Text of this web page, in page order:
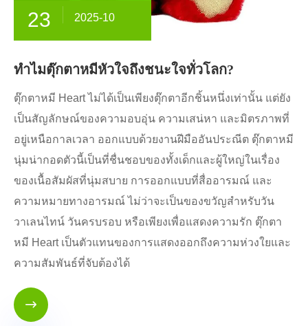
23 2025-10
ทำไมตุ๊กตาหมีหัวใจถึงชนะใจทั่วโลก?
ตุ๊กตาหมี Heart ไม่ได้เป็นเพียงตุ๊กตาอีกชิ้นหนึ่งเท่านั้น แต่ยัง
เป็นสัญลักษณ์ของความอบอุ่น ความเสน่หา และมิตรภาพที่
อยู่เหนือกาลเวลา ออกแบบด้วยงานฝีมืออันประณีต ตุ๊กตาหมี
นุ่มน่ากอดตัวนี้เป็นที่ชื่นชอบของทั้งเด็กและผู้ใหญ่ในเรื่อง
ของเนื้อสัมผัสที่นุ่มสบาย การออกแบบที่สื่ออารมณ์ และ
ความหมายทางอารมณ์ ไม่ว่าจะเป็นของขวัญสำหรับวัน
วาเลนไทน์ วันครบรอบ หรือเพียงเพื่อแสดงความรัก ตุ๊กตา
หมี Heart เป็นตัวแทนของการแสดงออกถึงความห่วงใยและ
ความสัมพันธ์ที่จับต้องได้
